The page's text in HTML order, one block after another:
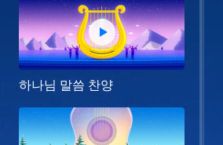
하나님 말씀 찬양